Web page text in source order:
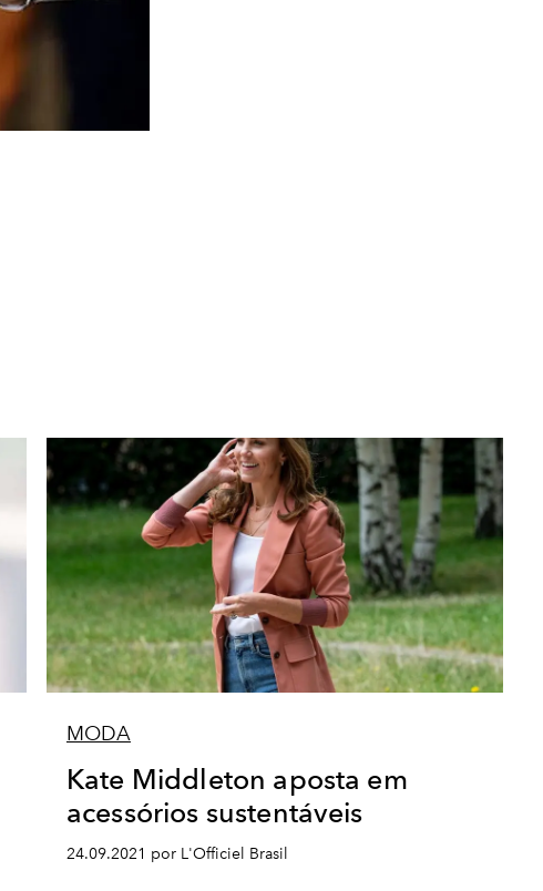
MODA
Kate Middleton aposta em
acessórios sustentáveis
24.09.2021 por L'Officiel Brasil